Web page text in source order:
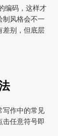
编码，这样才
制风格会不一
差别，但底层
写作中的常见
击任意符号即